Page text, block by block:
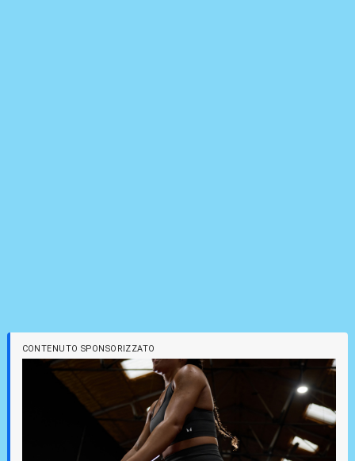
CONTENUTO SPONSORIZZATO